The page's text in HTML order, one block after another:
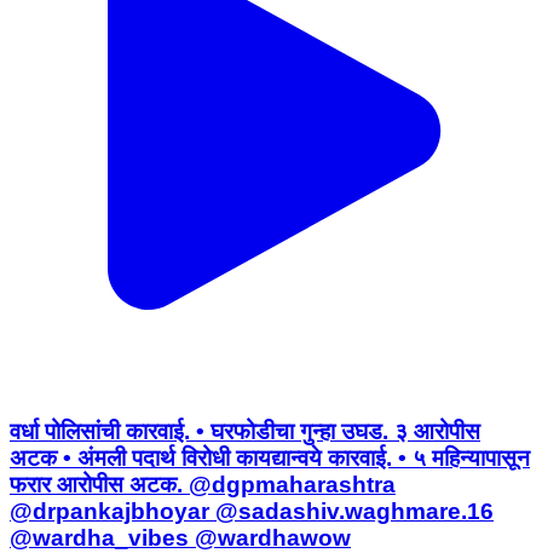
वर्धा पोलिसांची कारवाई. • घरफोडीचा गुन्हा उघड. ३ आरोपीस
अटक • अंमली पदार्थ विरोधी कायद्यान्वये कारवाई. • ५ महिन्यापासून
फरार आरोपीस अटक. @dgpmaharashtra
@drpankajbhoyar @sadashiv.waghmare.16
@wardha_vibes @wardhawow